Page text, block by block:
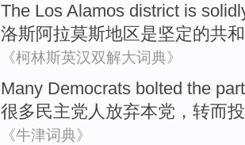
The Los Alamos district is
洛斯阿拉莫斯地区是坚定的共
《柯林斯英汉双解大词典》
Many Democrats bolted the
很多 民主党人放弃本党，转而投
《牛津词典》